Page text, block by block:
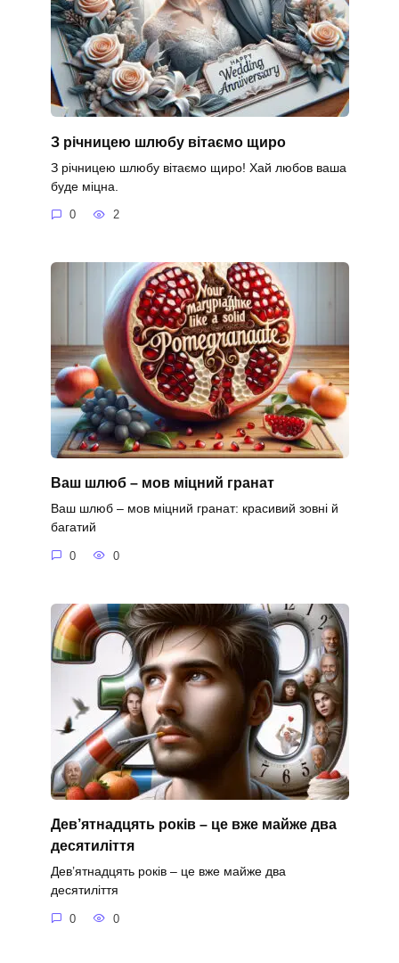
З річницею шлюбу вітаємо щиро
З річницею шлюбу вітаємо щиро! Хай любов ваша
буде міцна.
0 2
Ваш шлюб – мов міцний гранат
Ваш шлюб – мов міцний гранат: красивий зовні й
багатий
0 0
Дев’ятнадцять років – це вже майже два
десятиліття
Дев’ятнадцять років – це вже майже два
десятиліття
0 0